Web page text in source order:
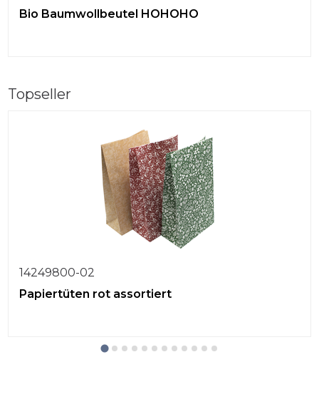
Bio Baumwollbeutel HOHOHO
Topseller
14249800-02
Papiertüten rot assortiert